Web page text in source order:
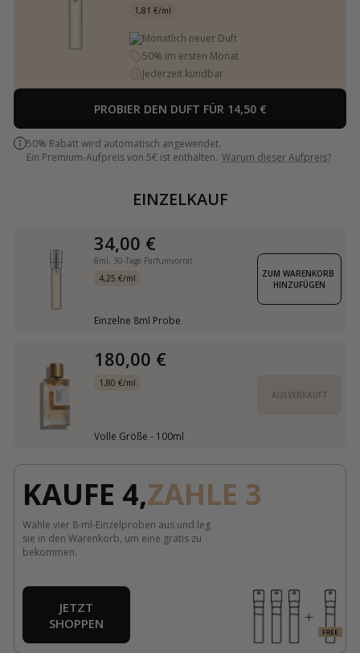
1,81 €/ml
Monatlich neuer Duft
50% im ersten Monat
Jederzeit kündbar
PROBIER DEN DUFT FÜR 14,50 €
50% Rabatt wird automatisch angewendet.
Ein Premium-Aufpreis von 5€ ist enthalten. Warum dieser Aufpreis?
EINZELKAUF
34,00 €
8ml, 30-Tage Parfumvorrat
4,25 €/ml
Einzelne 8ml Probe
ZUM WARENKORB
HINZUFÜGEN
180,00 €
1,80 €/ml
Volle Größe - 100ml
AUSVERKAUFT
KAUFE 4,ZAHLE 3
Wähle vier 8-ml-Einzelproben aus und leg
sie in den Warenkorb, um eine gratis zu
bekommen.
JETZT
SHOPPEN